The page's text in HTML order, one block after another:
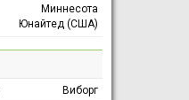
Миннесота
Юнайтед (США)
Виборг